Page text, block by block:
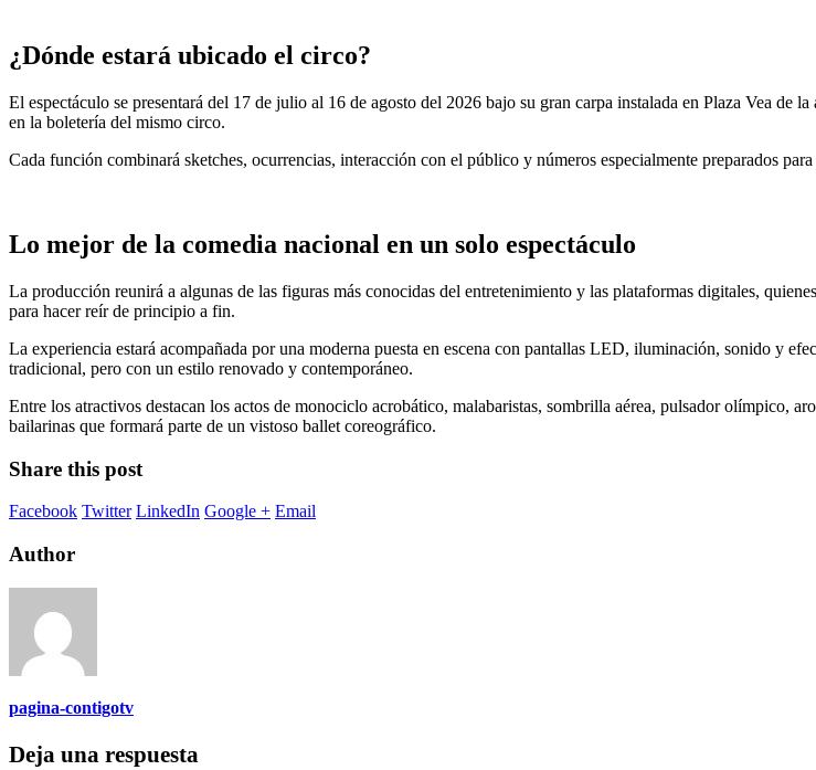
¿Dónde estará ubicado el circo?
El espectáculo se presentará del 17 de julio al 16 de agosto del 2026 bajo su gran carpa instalada en Plaza Vea de
en la boletería del mismo circo.
Cada función combinará sketches, ocurrencias, interacción con el público y números especialmente preparados
Lo mejor de la comedia nacional en un solo espectáculo
La producción reunirá a algunas de las figuras más conocidas del entretenimiento y las plataformas digitales,
para hacer reír de principio a fin.
La experiencia estará acompañada por una moderna puesta en escena con pantallas LED, iluminación, sonido y
tradicional, pero con un estilo renovado y contemporáneo.
Entre los atractivos destacan los actos de monociclo acrobático, malabaristas, sombrilla aérea, pulsador olímpico,
bailarinas que formará parte de un vistoso ballet coreográfico.
Share this post
Facebook Twitter LinkedIn Google + Email
Author
pagina-contigotv
Deja una respuesta